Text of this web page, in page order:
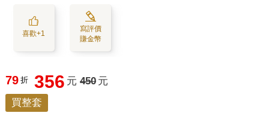
喜歡+1
寫評價
賺金幣
79 折 356 元 450 元
買整套